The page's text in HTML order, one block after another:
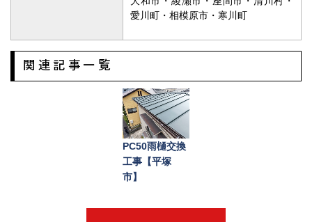
愛川町・相模原市・寒川町
関連記事一覧
PC50雨樋交換
工事【平塚
市】